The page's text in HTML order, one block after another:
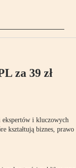
za 39 zł
i kluczowych
kształtują biznes, prawo